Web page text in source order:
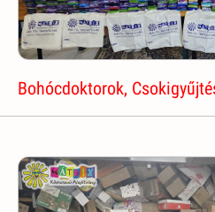
Bohócdoktorok,